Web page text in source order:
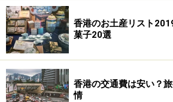
日本語メニューもあるので聞いてみて
もともとは中国の順徳にあった創
は、マカオを経由して1987年に香港
に5店舗展開しています。
香港のお土産リスト
菓子20選
香港の交通費は安い？
情